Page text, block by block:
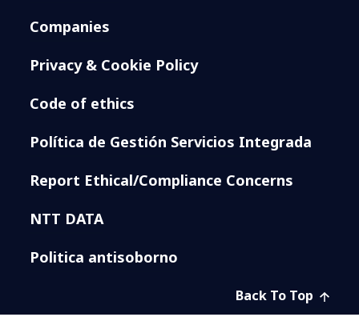
Companies
Privacy & Cookie Policy
Code of ethics
Política de Gestión Servicios Integrada
Report Ethical/Compliance Concerns
NTT DATA
Politica antisoborno
Back To Top